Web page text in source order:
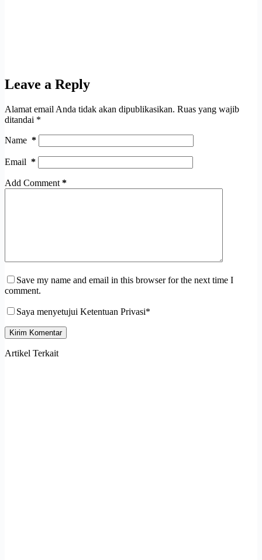
Leave a Reply
Alamat email Anda tidak akan dipublikasikan. Ruas yang wajib
ditandai *
Name *
Email *
Add Comment *
Save my name and email in this browser for the next time I
comment.
Saya menyetujui Ketentuan Privasi*
Kirim Komentar
Artikel Terkait